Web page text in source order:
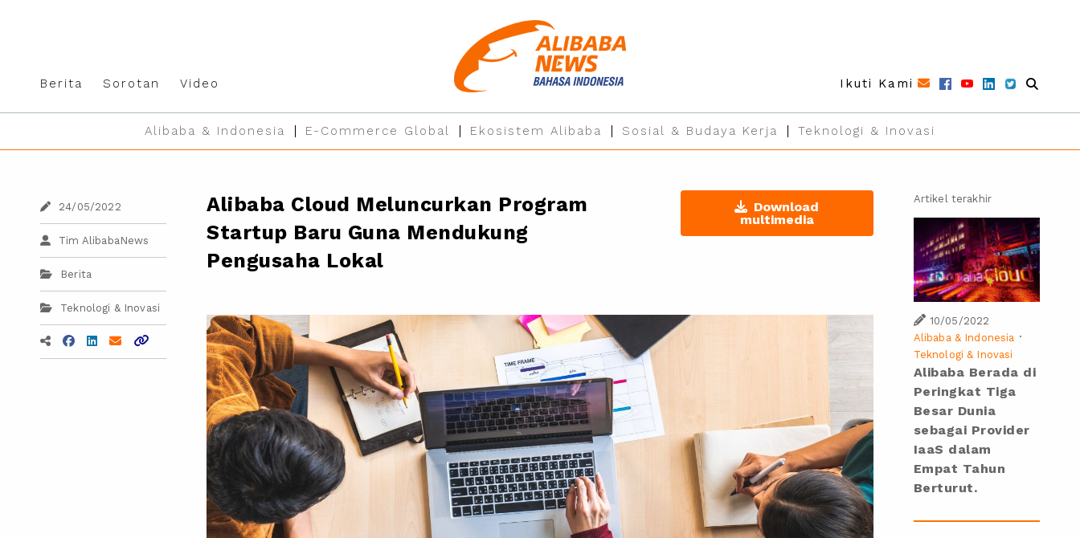
Berita Sorotan Video Ikuti Kami
Alibaba & Indonesia E-Commerce Global Ekosistem Alibaba Sosial & Budaya Kerja Teknologi & Inovasi
24/05/2022
Tim AlibabaNews
Berita
Teknologi & Inovasi
Alibaba Cloud Meluncurkan Program
Startup Baru Guna Mendukung
Pengusaha Lokal
Download
multimedia
Artikel terakhir
10/05/2022
Alibaba & Indonesia ·
Teknologi & Inovasi
Alibaba Berada di
Peringkat Tiga
Besar Dunia
sebagai Provider
IaaS dalam
Empat Tahun
Berturut.